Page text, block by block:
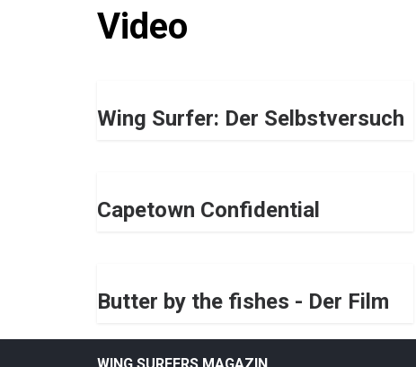
Video
Wing Surfer: Der Selbstversuch
Capetown Confidential
Butter by the fishes - Der Film